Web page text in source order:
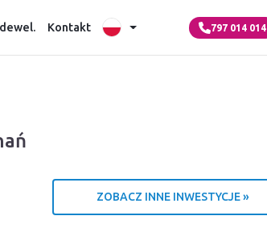
Kontakt 797 014 014
ZOBACZ INNE INWESTYCJE »